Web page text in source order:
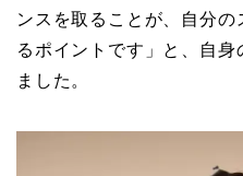
ンスを取ることが、自分
るポイントです」と、自身
ました。